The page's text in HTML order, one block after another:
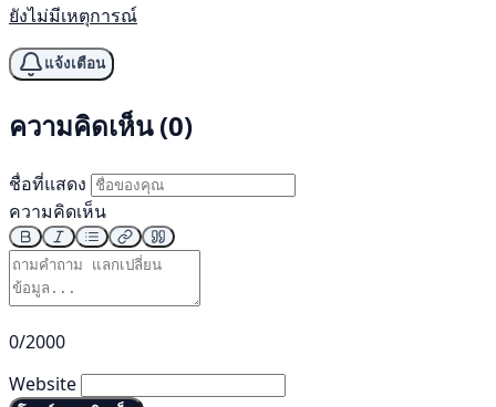
ยังไม่มีเหตุการณ์
แจ้งเตือน
ความคิดเห็น (0)
ชื่อที่แสดง
ความคิดเห็น
0/2000
Website